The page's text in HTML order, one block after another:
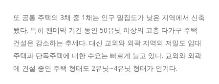
또 공통 주택의 3채 중 1채는 인구 밀집도가 낮은 지역에서 신축
됐다. 특히 팬데믹 기간 동안 50유닛 이상의 고층 다가구 주택
건설은 감소하는 추세다. 대신 교외와 외곽 지역의 저밀도 임대
주택과 단독주택에 대한 수요는 빠르게 늘고 있다. 교외와 외곽
에 건설 중인 주택 형태도 2유닛~4유닛 형태가 인기다.